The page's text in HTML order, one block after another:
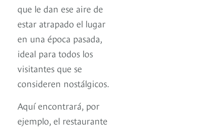
que le dan ese aire de
estar atrapado el lugar
en una época pasada,
ideal para todos los
visitantes que se
consideren nostálgicos.
Aquí encontrará, por
ejemplo, el restaurante